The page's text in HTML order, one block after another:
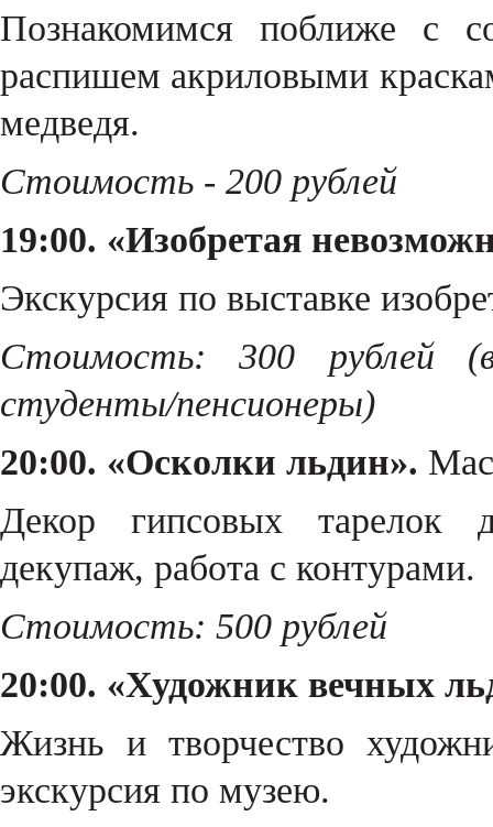
Познакомимся поближе с
распишем акриловыми
медведя.
Стоимость - 200 рублей
19:00. «Изобретая
Экскурсия по выставке
Стоимость:300 рублей
студенты/пенсионеры)
20:00. «Осколки льдин».
Декор гипсовых тарелок
декупаж, работа с контурами.
Стоимость: 500 рублей
20:00. «Художник вечных
Жизнь и творчество
экскурсия по музею.